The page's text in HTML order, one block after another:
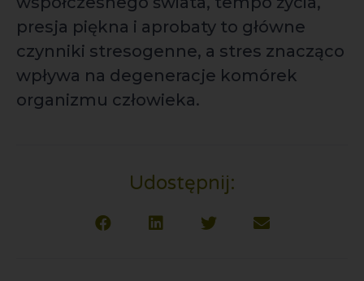
presja piękna i aprobaty to główne
czynniki stresogenne, a stres znacząco
wpływa na degeneracje komórek
organizmu człowieka.
Udostępnij: